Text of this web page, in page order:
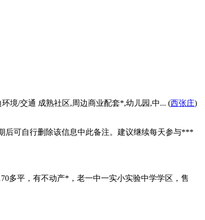
境/交通 成熟社区,周边商业配套*,幼儿园,中... (西张庄)
后可自行删除该信息中此备注。建议继续每天参与***
多平，有不动产*，老一中一实小实验中学学区，售